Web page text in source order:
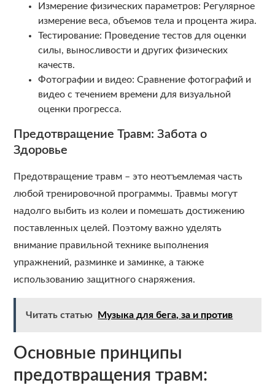
Измерение физических параметров: Регулярное
измерение веса, объемов тела и процента жира.
Тестирование: Проведение тестов для оценки
силы, выносливости и других физических
качеств.
Фотографии и видео: Сравнение фотографий и
видео с течением времени для визуальной
оценки прогресса.
Предотвращение Травм: Забота о
Здоровье
Предотвращение травм – это неотъемлемая часть
любой тренировочной программы. Травмы могут
надолго выбить из колеи и помешать достижению
поставленных целей. Поэтому важно уделять
внимание правильной технике выполнения
упражнений, разминке и заминке, а также
использованию защитного снаряжения.
Читать статью Музыка для бега, за и против
Основные принципы
предотвращения травм: